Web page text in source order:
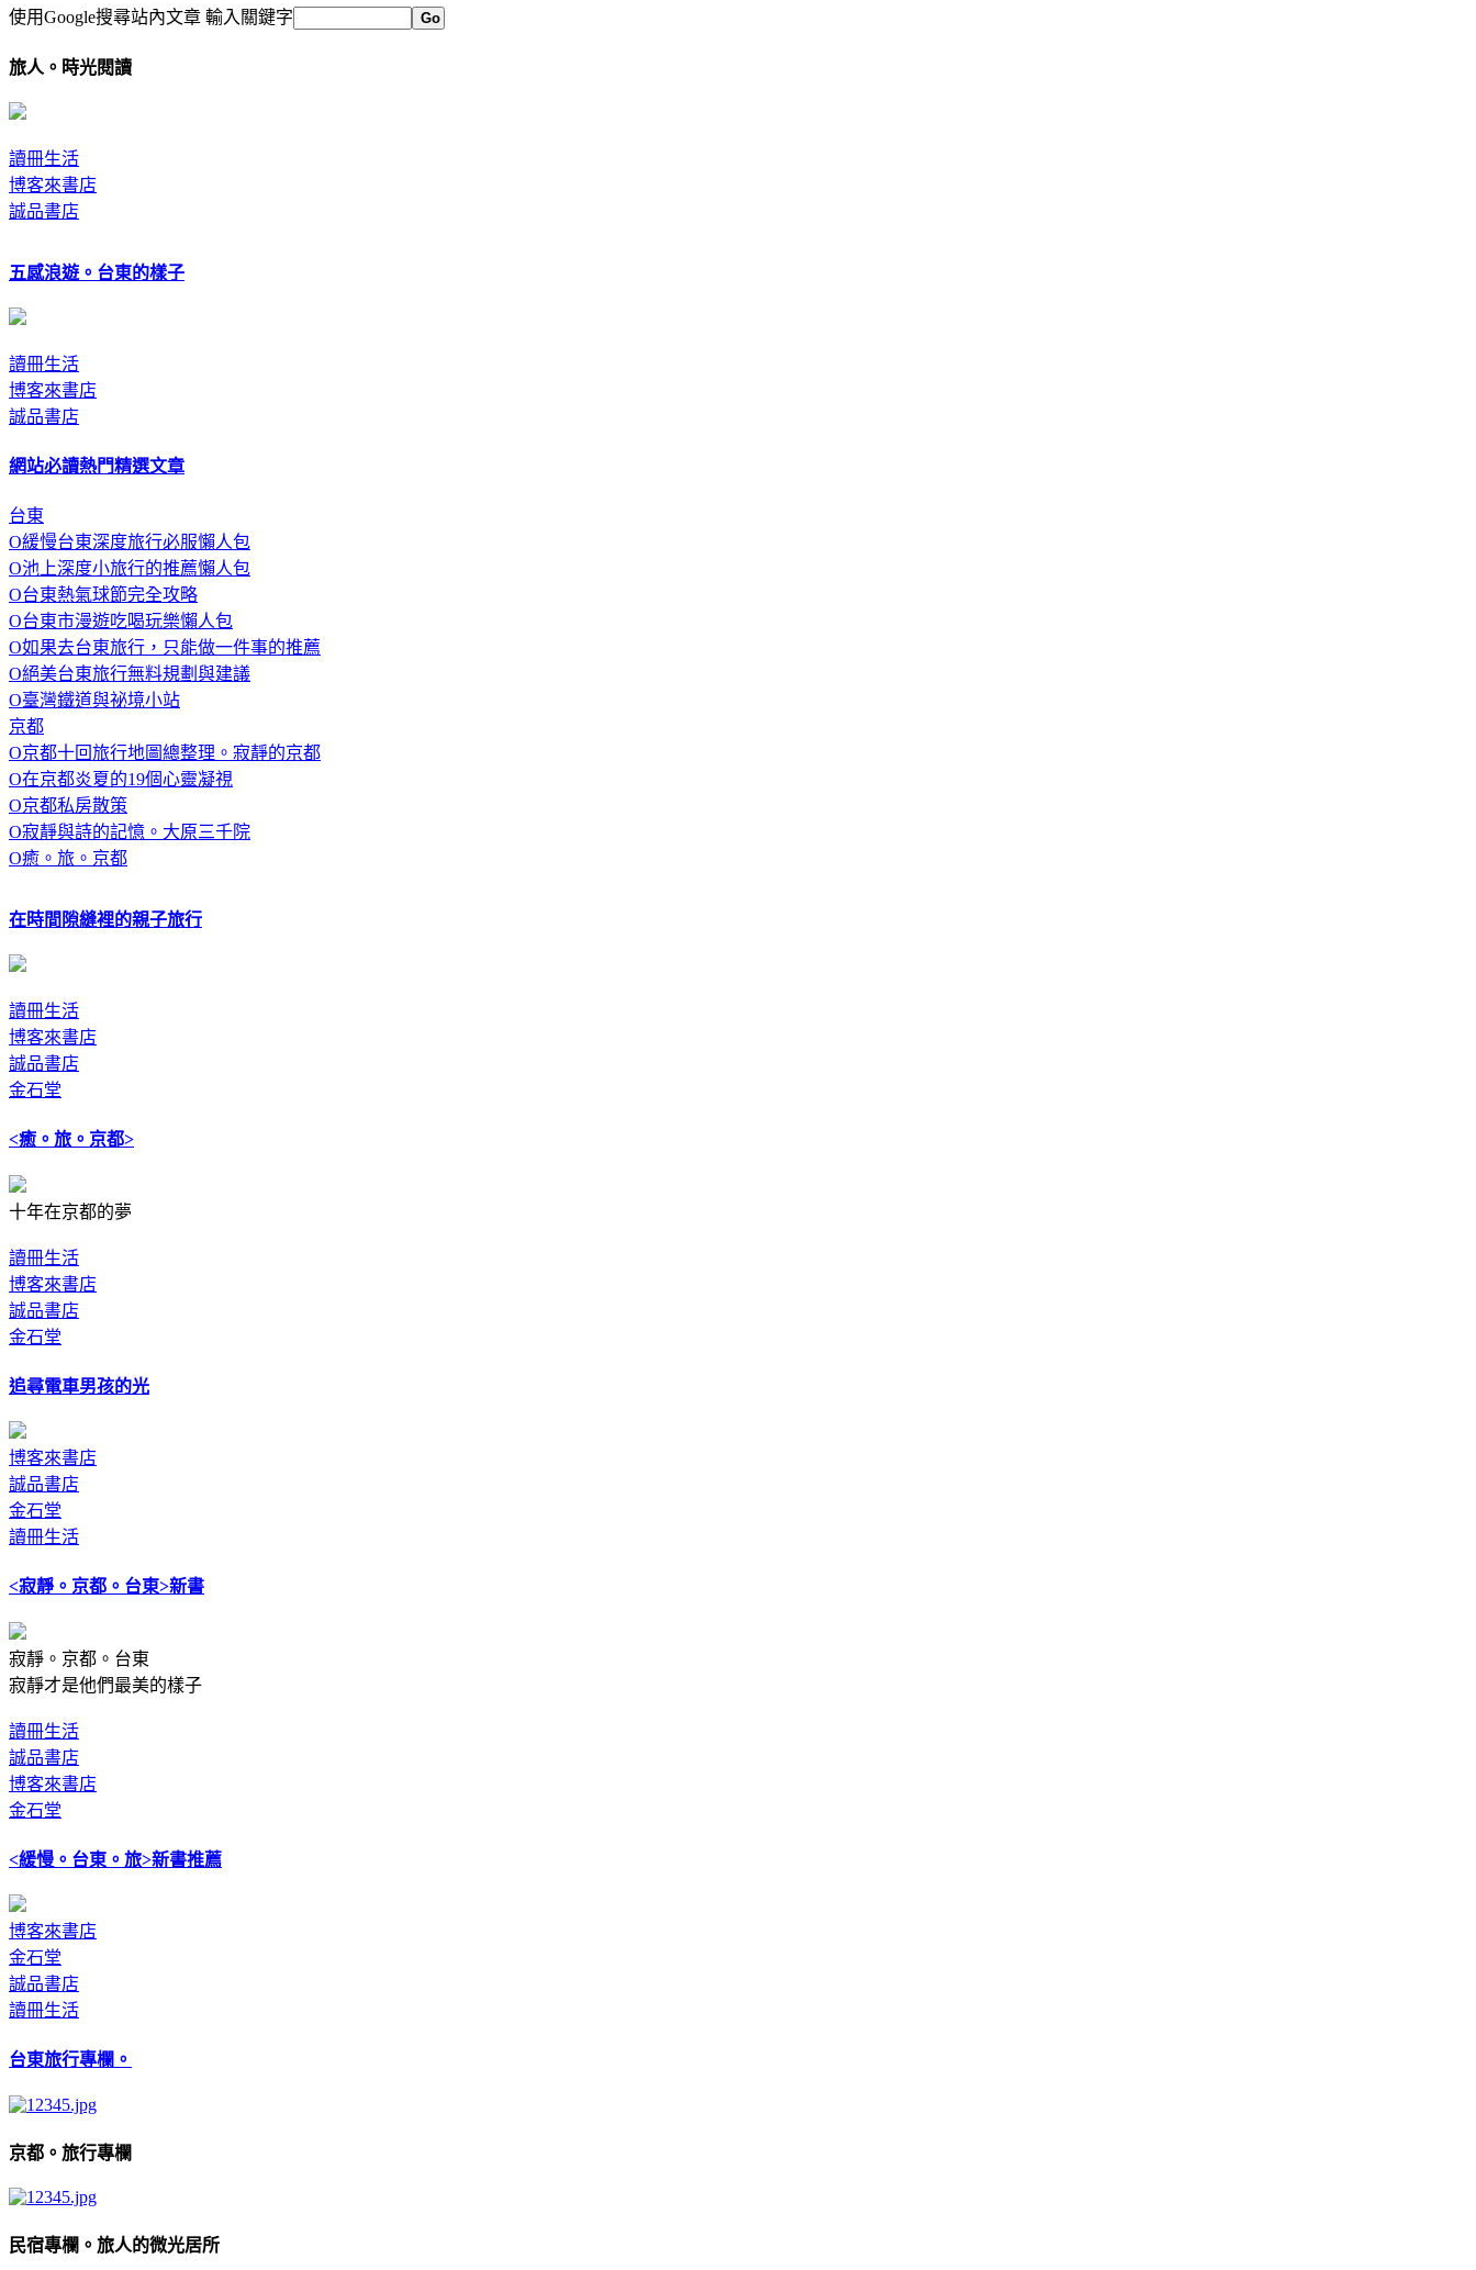
使用Google搜尋站內文章 輸入關鍵字
旅人。時光閱讀
讀冊生活
博客來書店
誠品書店
五感浪遊。台東的樣子
讀冊生活
博客來書店
誠品書店
網站必讀熱門精選文章
台東
O緩慢台東深度旅行必服懶人包
O池上深度小旅行的推薦懶人包
O台東熱氣球節完全攻略
O台東市漫遊吃喝玩樂懶人包
O如果去台東旅行，只能做一件事的推薦
O絕美台東旅行無料規劃與建議
O臺灣鐵道與祕境小站
京都
O京都十回旅行地圖總整理。寂靜的京都
O在京都炎夏的19個心靈凝視
O京都私房散策
O寂靜與詩的記憶。大原三千院
O癒。旅。京都
在時間隙縫裡的親子旅行
讀冊生活
博客來書店
誠品書店
金石堂
<癒。旅。京都>
十年在京都的夢
讀冊生活
博客來書店
誠品書店
金石堂
追尋電車男孩的光
博客來書店
誠品書店
金石堂
讀冊生活
<寂靜。京都。台東>新書
寂靜。京都。台東
寂靜才是他們最美的樣子
讀冊生活
誠品書店
博客來書店
金石堂
<緩慢。台東。旅>新書推薦
博客來書店
金石堂
誠品書店
讀冊生活
台東旅行專欄。
京都。旅行專欄
民宿專欄。旅人的微光居所